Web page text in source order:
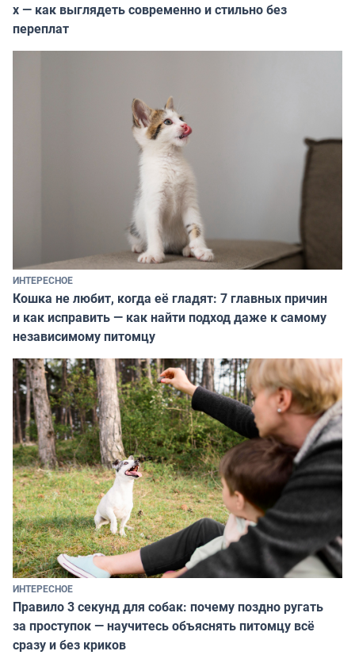
х — как выглядеть современно и стильно без
переплат
ИНТЕРЕСНОЕ
Кошка не любит, когда её гладят: 7 главных причин
и как исправить — как найти подход даже к самому
независимому питомцу
ИНТЕРЕСНОЕ
Правило 3 секунд для собак: почему поздно ругать
за проступок — научитесь объяснять питомцу всё
сразу и без криков